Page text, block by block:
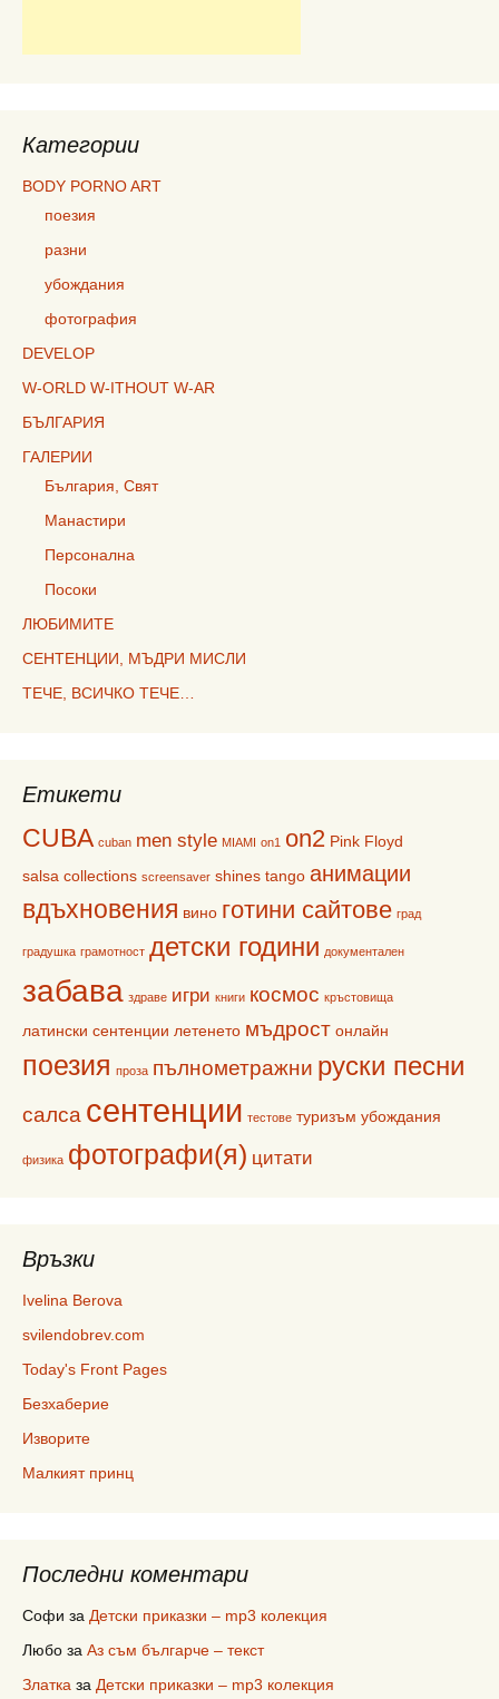
Категории
BODY PORNO ART
поезия
разни
убождания
фотография
DEVELOP
W-ORLD W-ITHOUT W-AR
БЪЛГАРИЯ
ГАЛЕРИИ
България, Свят
Манастири
Персонална
Посоки
ЛЮБИМИТЕ
СЕНТЕНЦИИ, МЪДРИ МИСЛИ
ТЕЧЕ, ВСИЧКО ТЕЧЕ…
Етикети
CUBA cuban men style MIAMI on1 on2 Pink Floyd
salsa collections screensaver shines tango анимации
вдъхновения вино готини сайтове град
градушка грамотност детски години документален
забава здраве игри книги космос кръстовища
латински сентенции летенето мъдрост онлайн
поезия проза пълнометражни руски песни
салса сентенции тестове туризъм убождания
физика фотографи(я) цитати
Връзки
Ivelina Berova
svilendobrev.com
Today's Front Pages
Безхаберие
Изворите
Малкият принц
Последни коментари
Софи за Детски приказки – mp3 колекция
Любо за Аз съм българче – текст
Златка за Детски приказки – mp3 колекция